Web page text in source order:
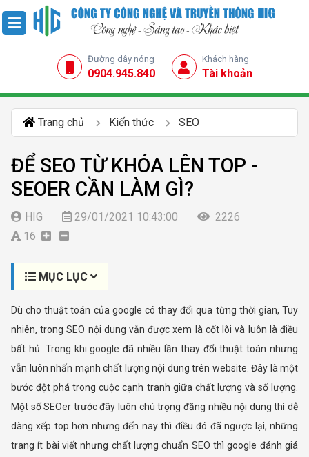
Đường dây nóng
0904.945.840
Khách hàng
Tài khoản
Trang chủ Kiến thức SEO
ĐỂ SEO TỪ KHÓA LÊN TOP -
SEOER CẦN LÀM GÌ?
HIG 29/01/2021 10:43:00
2226
16
MỤC LỤC
Dù cho thuật toán của google có thay đổi qua từng thời gian, Tuy
nhiên, trong SEO nội dung vẫn được xem là cốt lõi và luôn là điều
bất hủ. Trong khi google đã nhiều lần thay đổi thuật toán nhưng
vẫn luôn nhấn mạnh chất lượng nội dung trên website. Đây là một
bước đột phá trong cuộc cạnh tranh giữa chất lượng và số lượng.
Một số SEOer trước đây luôn chú trọng đăng nhiều nội dung thì dễ
dàng xếp top hơn nhưng đến nay thì điều đó đã ngược lại, những
trang ít bài viết nhưng chất lượng chuẩn SEO thì google đánh giá